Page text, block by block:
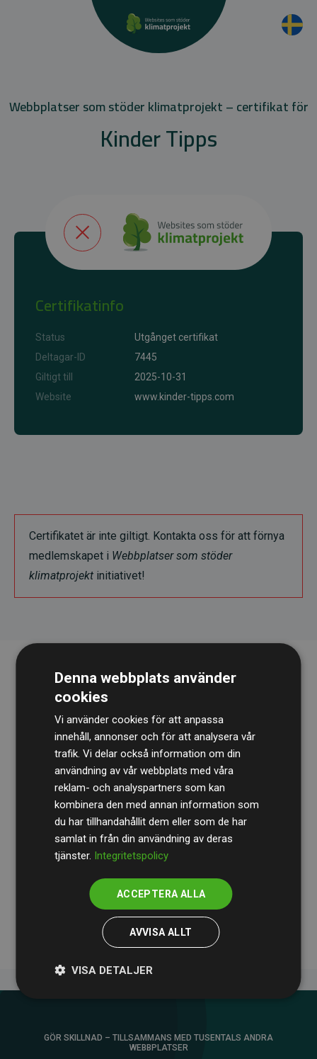
Webbplatser som stöder klimatprojekt – certifikat för
Kinder Tipps
Certifikatinfo
Status
Utgånget certifikat
Deltagar-ID
7445
Giltigt till
2025-10-31
Website
www.kinder-tipps.com
Certifikatet är inte giltigt. Kontakta oss för att förnya
medlemskapet i Webbplatser som stöder
klimatprojekt initiativet!
RevisionsbyrånBDOgranskar kontinuerligt våra
beräkningar och vår metod för att säkerställa
transparens och tillförlitlighet.
Deras granskning visar att våra investeringar i
klimatprojekt i genomsnitt kompenserar för
de beräknade CO₂-utsläppenfrån
medlemswebbplatser – ett tydligt bevis på att vårt
arbetssätt ger mätbar klimatnytta.
GÖR SKILLNAD – TILLSAMMANS MED TUSENTALS ANDRA
WEBBPLATSER
Denna webbplats använder
cookies
Vi använder cookies för att anpassa
innehåll, annonser och för att analysera vår
trafik. Vi delar också information om din
användning av vår webbplats med våra
reklam- och analyspartners som kan
kombinera den med annan information som
du har tillhandahållit dem eller som de har
samlat in från din användning av deras
tjänster. Integritetspolicy
ACCEPTERA ALLA
AVVISA ALLT
VISA DETALJER